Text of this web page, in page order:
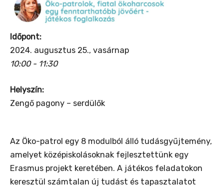
Időpont:
2024. augusztus 25., vasárnap
10:00 - 11:30
Helyszín:
Zengő pagony – serdülők
Az Öko-patrol egy 8 modulból álló tudásgyűjtemény,
amelyet középiskolásoknak fejlesztettünk egy
Erasmus projekt keretében. A játékos feladatokon
keresztül számtalan új tudást és tapasztalatot